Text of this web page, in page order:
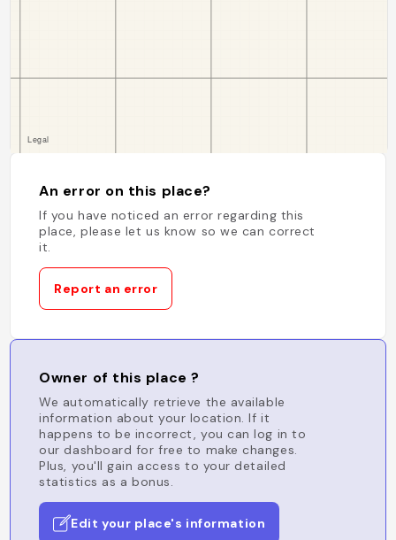
An error on this place?
If you have noticed an error regarding this
place, please let us know so we can correct
it.
Report an error
Owner of this place ?
We automatically retrieve the available
information about your location. If it
happens to be incorrect, you can log in to
our dashboard for free to make changes.
Plus, you'll gain access to your detailed
statistics as a bonus.
Edit your place's information